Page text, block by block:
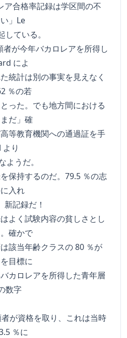
合格率記録は学区間の不
」Le
ている。
が今年バカロレアを所得し
によ
統計は別の事実を見えなく
％の若
った。でも地方間における
だ」確
等教育機関への通過証を手
り
うだ。
保持するのだ。79.5 ％の志
入れ
記録だ！
よく試験内容の貧しさとし
確かで
該当年齢クラスの 80 ％が
目標に
カロレアを所得した青年層
数字
が資格を取り、これは当時
％に